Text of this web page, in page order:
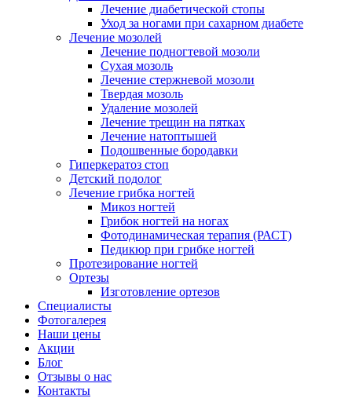
Лечение диабетической стопы
Уход за ногами при сахарном диабете
Лечение мозолей
Лечение подногтевой мозоли
Сухая мозоль
Лечение стержневой мозоли
Твердая мозоль
Удаление мозолей
Лечение трещин на пятках
Лечение натоптышей
Подошвенные бородавки
Гиперкератоз стоп
Детский подолог
Лечение грибка ногтей
Микоз ногтей
Грибок ногтей на ногах
Фотодинамическая терапия (РАСТ)
Педикюр при грибке ногтей
Протезирование ногтей
Ортезы
Изготовление ортезов
Специалисты
Фотогалерея
Наши цены
Акции
Блог
Отзывы о нас
Контакты